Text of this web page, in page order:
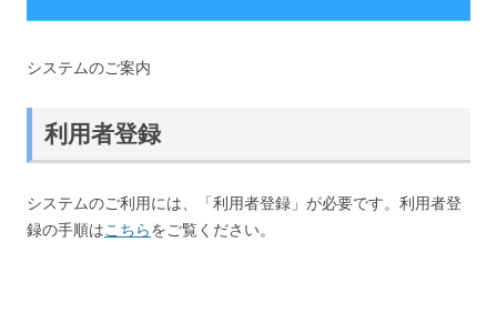
システムのご案内
利用者登録
システムのご利用には、「利用者登録」が必要です。利用者登
録の手順はこちらをご覧ください。